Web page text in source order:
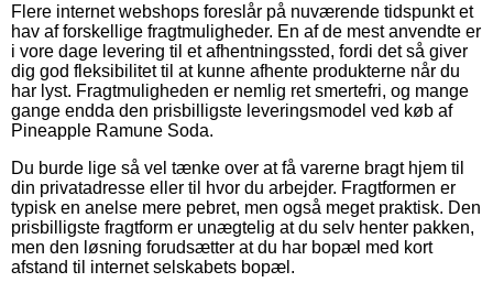
Flere internet webshops foreslår på nuværende tidspunkt et
hav af forskellige fragtmuligheder. En af de mest anvendte er
i vore dage levering til et afhentningssted, fordi det så giver
dig god fleksibilitet til at kunne afhente produkterne når du
har lyst. Fragtmuligheden er nemlig ret smertefri, og mange
gange endda den prisbilligste leveringsmodel ved køb af
Pineapple Ramune Soda.
Du burde lige så vel tænke over at få varerne bragt hjem til
din privatadresse eller til hvor du arbejder. Fragtformen er
typisk en anelse mere pebret, men også meget praktisk. Den
prisbilligste fragtform er unægtelig at du selv henter pakken,
men den løsning forudsætter at du har bopæl med kort
afstand til internet selskabets bopæl.